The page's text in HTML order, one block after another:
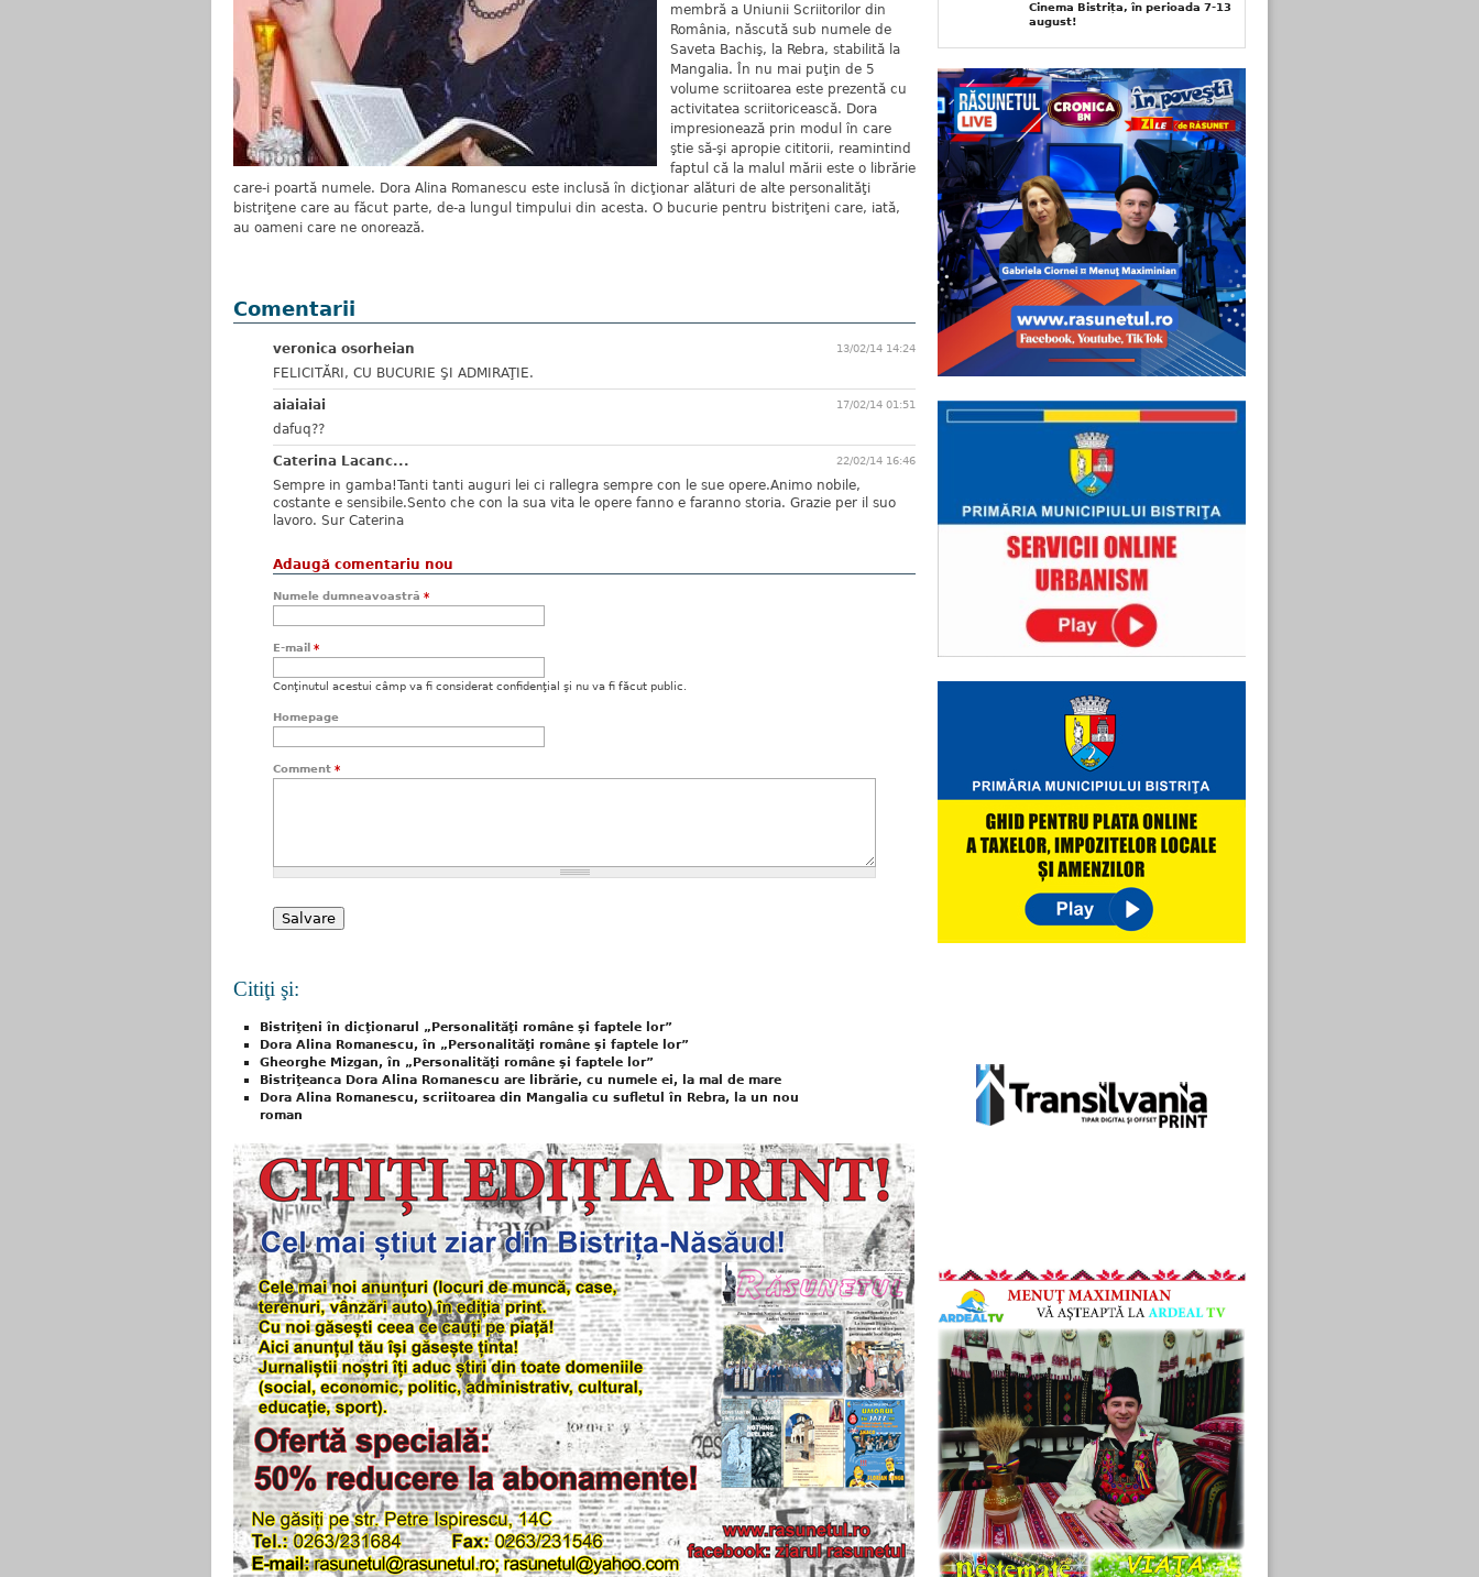
membră a Uniunii Scriitorilor din
România, născută sub numele de
Saveta Bachiş, la Rebra, stabilită la
Mangalia. În nu mai puţin de 5
volume scriitoarea este prezentă cu
activitatea scriitoricească. Dora
impresionează prin modul în care
ştie să-şi apropie cititorii, reamintind
faptul că la malul mării este o librărie
care-i poartă numele. Dora Alina Romanescu este inclusă în dicţionar alături de alte personalităţi
bistriţene care au făcut parte, de-a lungul timpului din acesta. O bucurie pentru bistriţeni care, iată,
au oameni care ne onorează.
Comentarii
13/02/14 14:24
veronica osorheian
FELICITĂRI, CU BUCURIE ŞI ADMIRAŢIE.
17/02/14 01:51
aiaiaiai
dafuq??
22/02/14 16:46
Caterina Lacanc...
Sempre in gamba!Tanti tanti auguri lei ci rallegra sempre con le sue opere.Animo nobile,
costante e sensibile.Sento che con la sua vita le opere fanno e faranno storia. Grazie per il suo
lavoro. Sur Caterina
Adaugă comentariu nou
Numele dumneavoastră *
E-mail *
Conţinutul acestui câmp va fi considerat confidenţial şi nu va fi făcut public.
Homepage
Comment *
Citiţi şi:
Bistriţeni în dicţionarul „Personalităţi române şi faptele lor”
Dora Alina Romanescu, în „Personalităţi române şi faptele lor”
Gheorghe Mizgan, în „Personalităţi române şi faptele lor”
Bistriţeanca Dora Alina Romanescu are librărie, cu numele ei, la mal de mare
Dora Alina Romanescu, scriitoarea din Mangalia cu sufletul în Rebra, la un nou
roman
Cinema Bistrița, în perioada 7-13
august!